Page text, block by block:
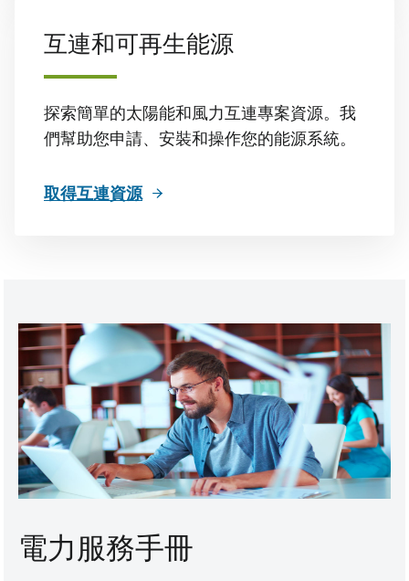
互連和可再生能源
探索簡單的太陽能和風力互連專案資源。我
們幫助您申請、安裝和操作您的能源系統。
取得互連資源
電力服務手冊